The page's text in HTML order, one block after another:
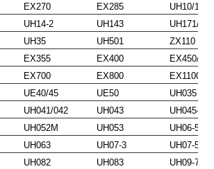
EX270 EX285
UH10/12
UH14-2 UH143
UH171/172
UH35 UH501
ZX110
EX355 EX400
EX450/
EX700 EX800
EX1100
UE40/45 UE50
UH035
UH041/042 UH043
UH045-5/7
UH052M UH053
UH06-5
UH063 UH07-3
UH07-5
UH082 UH083
UH09-7